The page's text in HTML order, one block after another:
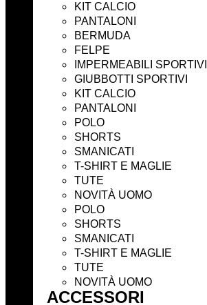
KIT CALCIO
PANTALONI
BERMUDA
FELPE
IMPERMEABILI SPORTIVI
GIUBBOTTI SPORTIVI
KIT CALCIO
PANTALONI
POLO
SHORTS
SMANICATI
T-SHIRT E MAGLIE
TUTE
NOVITÀ UOMO
POLO
SHORTS
SMANICATI
T-SHIRT E MAGLIE
TUTE
NOVITÀ UOMO
ACCESSORI